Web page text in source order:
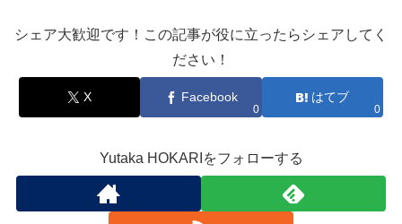
シェア大歓迎です！この記事が役に立ったらシェアしてく
ださい！
X Facebook
0
はてブ
0
Yutaka HOKARIをフォローする